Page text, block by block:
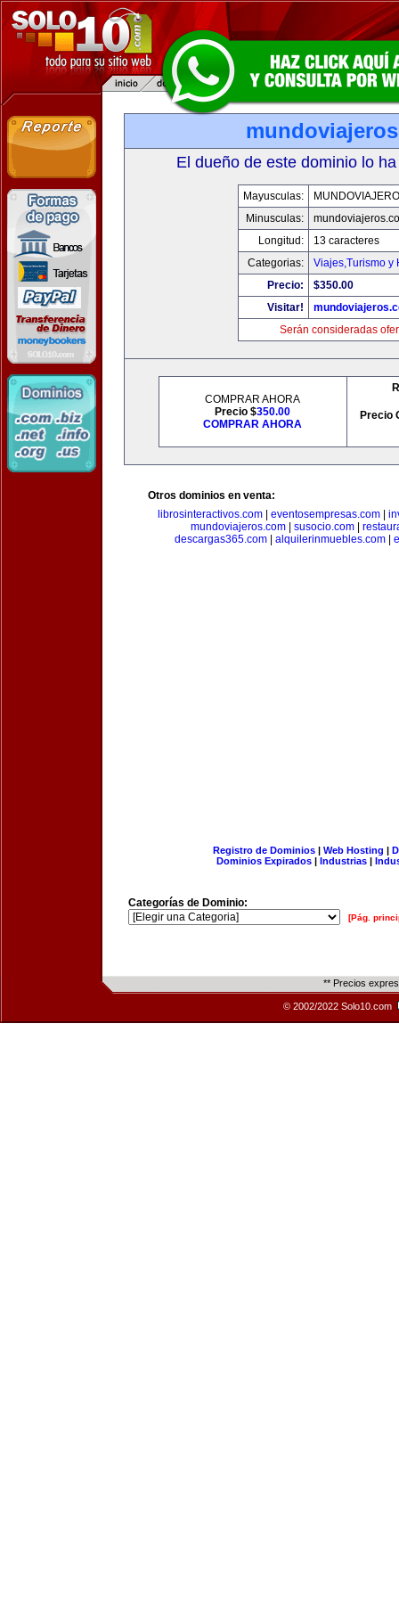
El dueño de este dominio lo
Mayusculas:
Minusculas:
Longitud:
13 caracteres
Categorias:
Viajes,Turismo y
Precio:
$350.00
Visitar!
Serán consideradas
COMPRAR AHORA
Precio $350.00
COMPRAR AHORA
Precio
Otros dominios en venta:
librosinteractivos.com| eventosempresas.com|
mundoviajeros.com| susocio.com|
descargas365.com| alquilerinmuebles.com|
Registro de Dominios| Web Hosting |
Dominios Expirados | Industrias |
Categorías de Dominio:
[Pág.
** Precios
© 2002/2022 Solo10.com